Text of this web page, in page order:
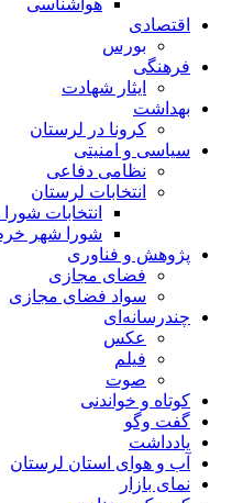
هواشناسی
اقتصادی
بورس
فرهنگی
ایثار شهادت
بهداشت
کرونا در لرستان
سیاسی و امنیتی
نظامی دفاعی
انتخابات لرستان
انتخابات
شورا شهر
پژوهش و فناوری
فضای مجازی
سواد فضای مجازی
چندرسانه‌ای
عكس
فیلم
صوت
کوتاه و خواندنی
گفت وگو
یادداشت
آب و هوای استان لرستان
نمای بازار